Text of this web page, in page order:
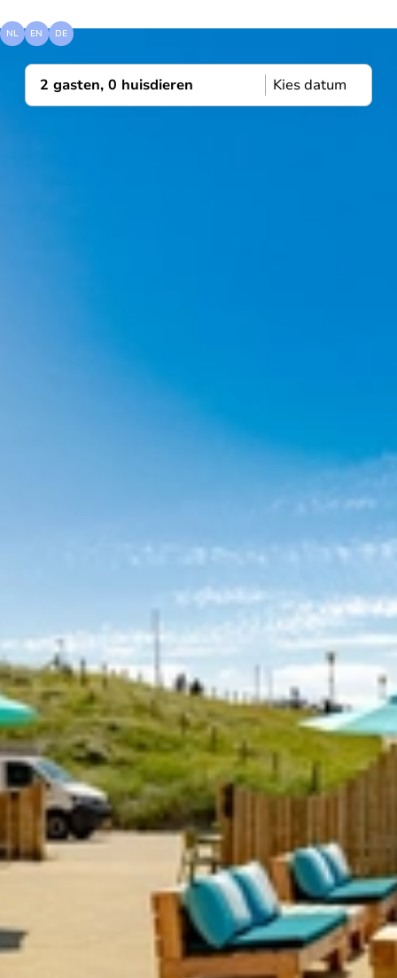
NL EN DE
2 gasten, 0 huisdieren Kies datum